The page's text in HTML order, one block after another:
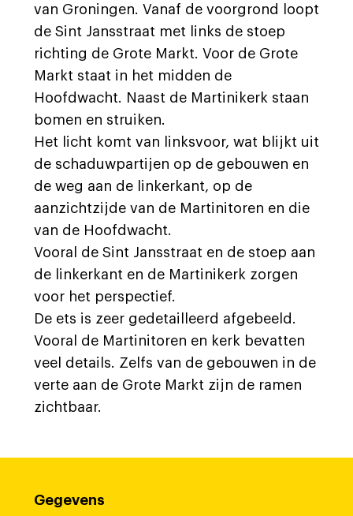
van Groningen. Vanaf de voorgrond loopt
de Sint Jansstraat met links de stoep
richting de Grote Markt. Voor de Grote
Markt staat in het midden de
Hoofdwacht. Naast de Martinikerk staan
bomen en struiken.
Het licht komt van linksvoor, wat blijkt uit
de schaduwpartijen op de gebouwen en
de weg aan de linkerkant, op de
aanzichtzijde van de Martinitoren en die
van de Hoofdwacht.
Vooral de Sint Jansstraat en de stoep aan
de linkerkant en de Martinikerk zorgen
voor het perspectief.
De ets is zeer gedetailleerd afgebeeld.
Vooral de Martinitoren en kerk bevatten
veel details. Zelfs van de gebouwen in de
verte aan de Grote Markt zijn de ramen
zichtbaar.
Gegevens